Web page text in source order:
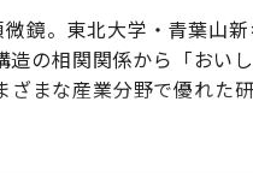
鏡。東北大学・青葉山
の相関関係から「おい
まな産業分野で優れた